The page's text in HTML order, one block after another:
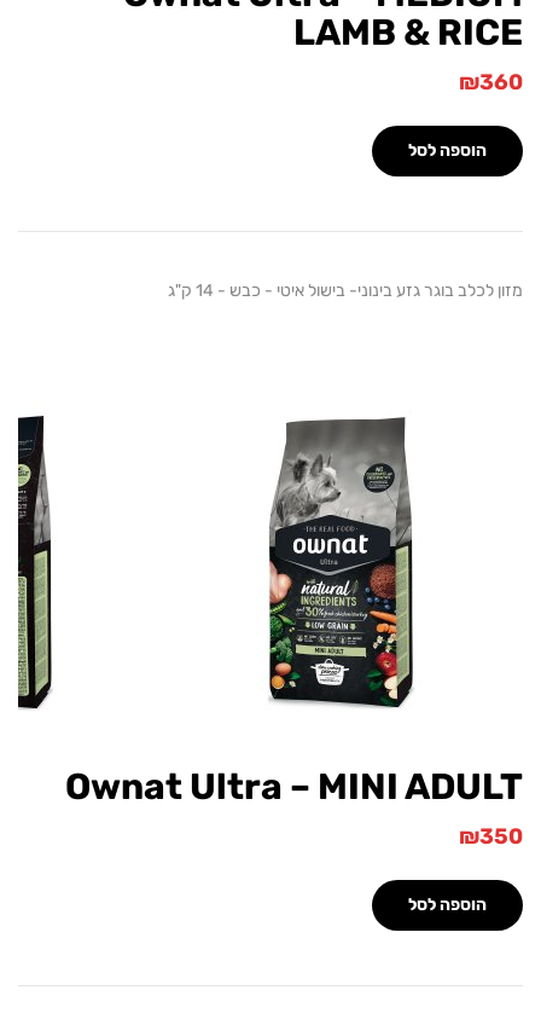
LAMB &
₪
הוספה לסל
בוגר גזע בינוני- בישול איטי - כבש - 14 ק"ג
Ownat Ultra – MINI
₪
הוספה לסל